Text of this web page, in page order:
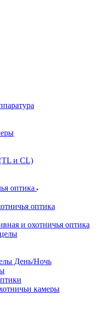
и CL)
оптика
оптика
и охотничья оптика
День/Ночь
камеры